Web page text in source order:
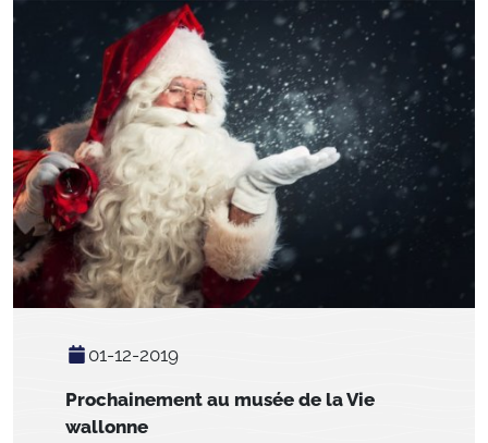
01-12-2019
Prochainement au musée de la Vie
wallonne